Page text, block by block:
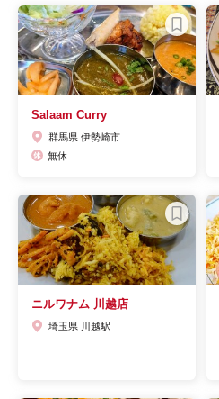
Salaam Curry
群馬県 伊勢崎市
無休
ニルワナム 川越店
埼玉県 川越駅